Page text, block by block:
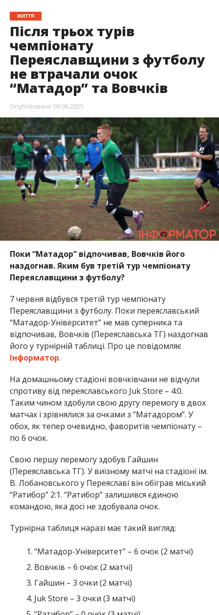
ЖИТТЯ
Після трьох турів
чемпіонату
Переяславщини з футболу
не втрачали очок
“Матадор” та Вовчків
Опубліковано 09.06.2025
Поки “Матадор” відпочивав, Вовчків його
наздогнав. Яким був третій тур чемпіонату
Переяславщини з футболу?
7 червня відбувся третій тур чемпіонату
Переяславщини з футболу. Поки переяславський
“Матадор-Університет” не мав суперника та
відпочивав, Вовчків (Переяславська ТГ) наздогнав
його у турнірній таблиці. Про це повідомляє
Інформатор.
На домашньому стадіоні вовчківчани не відчули
спротиву від переяславського Juk Store – 4:0.
Таким чином здобули свою другу перемогу в двох
матчах і зрівнялися за очками з “Матадором”. У
обох, як тепер очевидно, фаворитів чемпіонату –
по 6 очок.
Свою першу перемогу здобув Гайшин
(Переяславська ТГ). У виїзному матчі на стадіоні ім.
В. Лобановського у Переяславі він обіграв міський
“Ратибор” 2:1. “Ратибор” залишився єдиною
командою, яка досі не здобувала очок.
Турнірна таблиця наразі має такий вигляд:
“Матадор-Університет” – 6 очок (2 матчі)
Вовчків – 6 очок (2 матчі)
Гайшин – 3 очки (2 матчі)
Juk Store – 3 очки (3 матчі)